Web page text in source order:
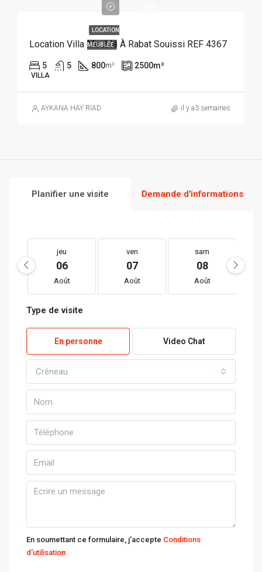
LOCATION
MEUBLÉE
Location Villa Meublé À Rabat Souissi REF 4367
5 5 800m² 2500m²
VILLA
AYKANA HAY RIAD il y a3 semaines
Planifier une visite Demande d'informations
jeu
06
Août
ven
07
Août
sam
08
Août
Type de visite
En personne Video Chat
Créneau
En soumettant ce formulaire, j'accepte Conditions
d'utilisation